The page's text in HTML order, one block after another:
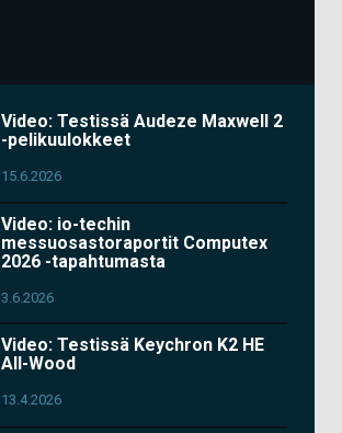
Video: Testissä Audeze Maxwell 2
-pelikuulokkeet
15.6.2026
Video: io-techin
messuosastoraportit Computex
2026 -tapahtumasta
3.6.2026
Video: Testissä Keychron K2 HE
All-Wood
13.4.2026